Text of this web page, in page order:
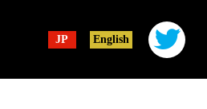
English
JP